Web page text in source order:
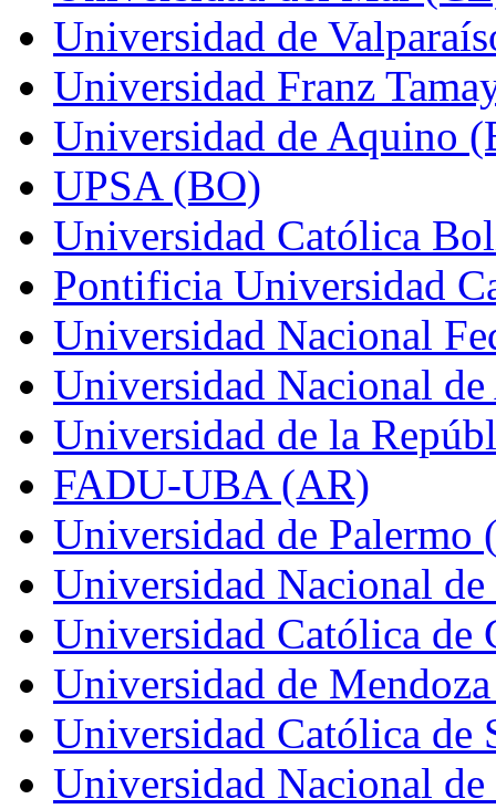
Universidad de
Universidad Franz
Universidad de Aquino
UPSA (BO)
Universidad Católica
Pontificia Universidad
Universidad Nacional
Universidad Nacional
Universidad de la
FADU-UBA (AR)
Universidad de Palermo
Universidad Nacional
Universidad Católica de
Universidad de
Universidad Católica de
Universidad Nacional